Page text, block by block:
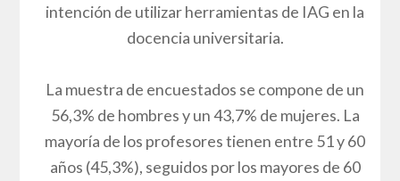
intención de utilizar herramientas de IAG en la
docencia universitaria.
La muestra de encuestados se compone de un
56,3% de hombres y un 43,7% de mujeres. La
mayoría de los profesores tienen entre 51 y 60
años (45,3%), seguidos por los mayores de 60